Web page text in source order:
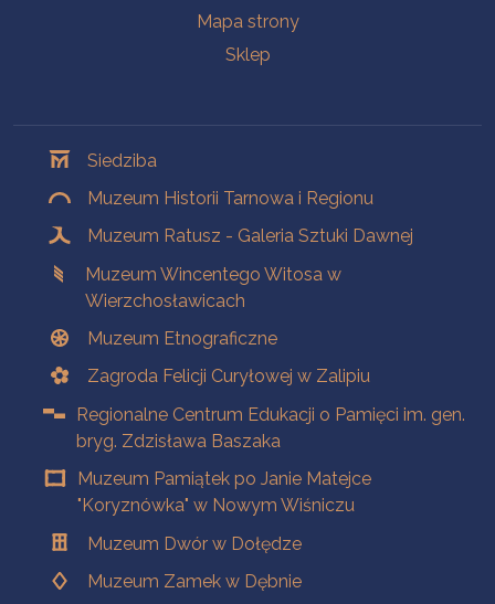
Mapa strony
Sklep
Siedziba
Muzeum Historii Tarnowa i Regionu
Muzeum Ratusz - Galeria Sztuki Dawnej
Muzeum Wincentego Witosa w
Wierzchosławicach
Muzeum Etnograficzne
Zagroda Felicji Curyłowej w Zalipiu
Regionalne Centrum Edukacji o Pamięci im. gen.
bryg. Zdzisława Baszaka
Muzeum Pamiątek po Janie Matejce
"Koryznówka" w Nowym Wiśniczu
Muzeum Dwór w Dołędze
Muzeum Zamek w Dębnie